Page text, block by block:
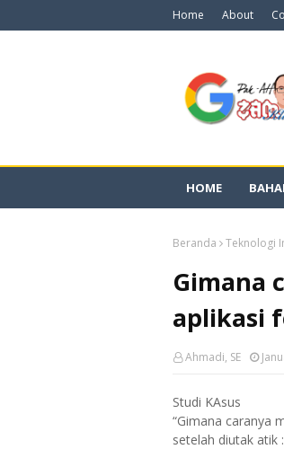
Home About
HOME
Beranda Teknologi
Gimana
aplikasi
Ahmadi, SE
Studi KAsus
“Gimana caranya
setelah diutak atik :